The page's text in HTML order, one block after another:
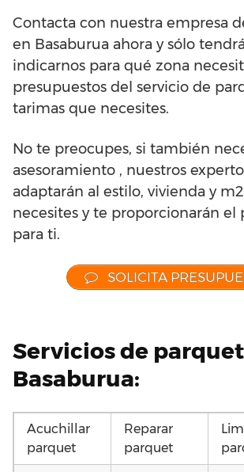
Contacta con nuestra empresa
en Basaburua ahora y sólo
indicarnos para qué zona
presupuestos del servicio de
tarimas que necesites.
No te preocupes, si también
asesoramiento , nuestros
adaptarán al estilo, vivienda y
necesites y te proporcionarán el
para ti.
SOLICITA
Servicios de
Basaburua:
Acuchillar
parquet
Reparar
parquet